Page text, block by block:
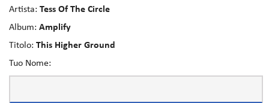
Artista: Tess Of The Circle
Album: Amplify
Titolo: This Higher Ground
Tuo Nome: